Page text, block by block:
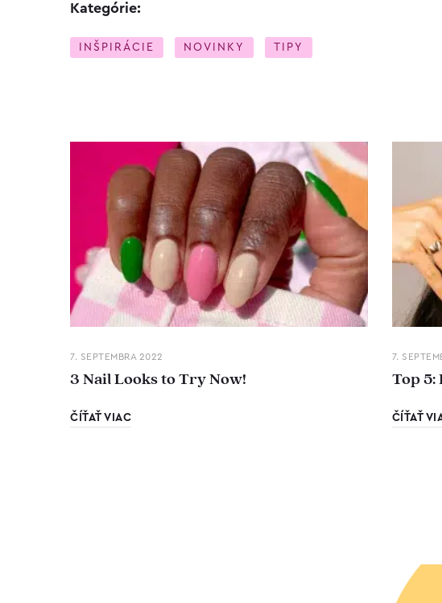
Kategórie:
INŠPIRÁCIE NOVINKY TIPY
7. SEPTEMBRA 2022
3 Nail Looks to Try Now!
ČÍŤAŤ VIAC
7.
Top 5:
ČÍŤAŤ